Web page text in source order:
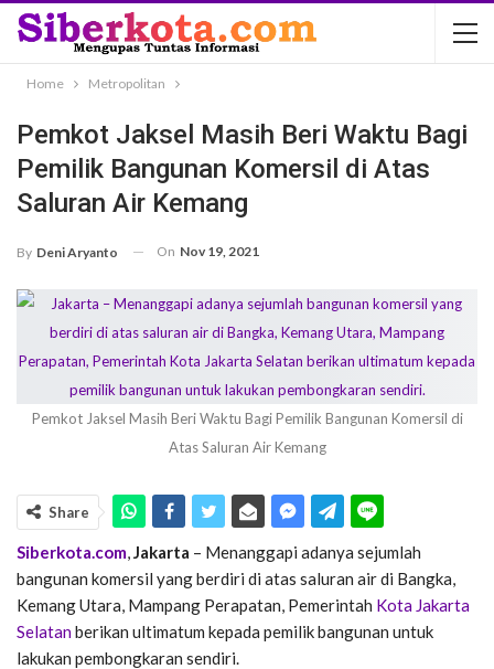
Home Metropolitan
Pemkot Jaksel Masih Beri Waktu Bagi
Pemilik Bangunan Komersil di Atas
Saluran Air Kemang
By Deni Aryanto On Nov 19, 2021
Pemkot Jaksel Masih Beri Waktu Bagi Pemilik Bangunan Komersil di
Atas Saluran Air Kemang
Share
Siberkota.com,Jakarta – Menanggapi adanya sejumlah
bangunan komersil yang berdiri di atas saluran air di Bangka,
Kemang Utara, Mampang Perapatan, Pemerintah Kota Jakarta
Selatanberikan ultimatum kepada pemilik bangunan untuk
lakukan pembongkaran sendiri.